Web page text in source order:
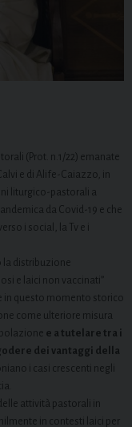
(Prot. n.1/22) emanate
e di Alife-Caiazzo, in
liturgico-pastorali a
da Covid-19 e che
i social, la Tv e i
la distribuzione
e laici non vaccinati”
in questo momento storico
come ulteriore misura
e a tutelare tra i
dei vantaggi della
i casi crescenti negli
attività pastorali in
in contesti laici per